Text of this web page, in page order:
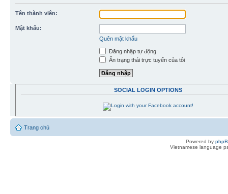
Tên thành viên:
Mật khẩu:
Quên mật khẩu
Đăng nhập tự động
Ẩn trạng thái trực tuyến của tôi
SOCIAL LOGIN OPTIONS
Trang chủ
Powered by
Vietnamese language